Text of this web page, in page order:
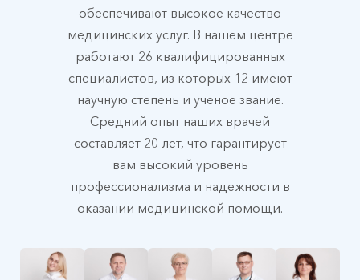
обеспечивают высокое качество
медицинских услуг. В нашем центре
работают 26 квалифицированных
специалистов, из которых 12 имеют
научную степень и ученое звание.
Средний опыт наших врачей
составляет 20 лет, что гарантирует
вам высокий уровень
профессионализма и надежности в
оказании медицинской помощи.